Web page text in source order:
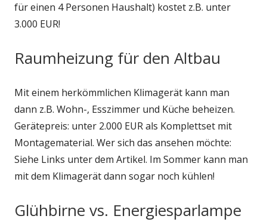
für einen 4 Personen Haushalt) kostet z.B. unter
3.000 EUR!
Raumheizung für den Altbau
Mit einem herkömmlichen Klimagerät kann man
dann z.B. Wohn-, Esszimmer und Küche beheizen.
Gerätepreis: unter 2.000 EUR als Komplettset mit
Montagematerial. Wer sich das ansehen möchte:
Siehe Links unter dem Artikel. Im Sommer kann man
mit dem Klimagerät dann sogar noch kühlen!
Glühbirne vs. Energiesparlampe